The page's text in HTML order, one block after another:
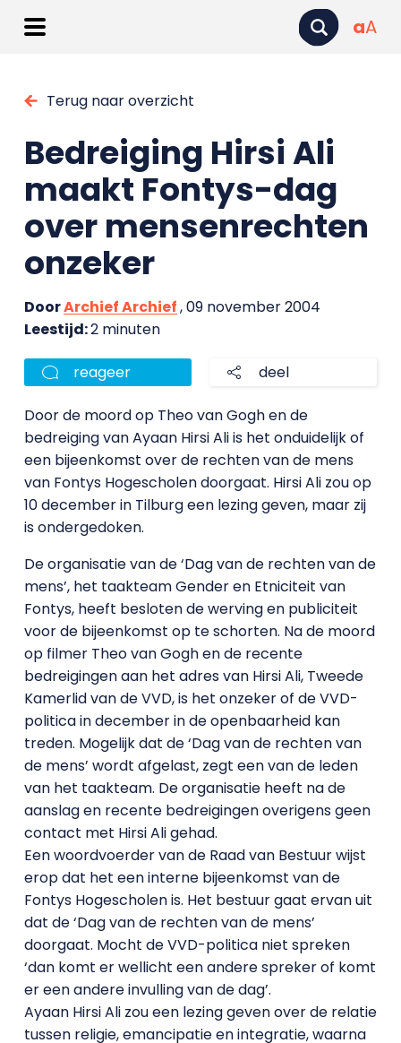
aA
Terug naar overzicht
Bedreiging Hirsi Ali
maakt Fontys-dag
over mensenrechten
onzeker
DoorArchief Archief, 09 november 2004
Leestijd:2 minuten
reageer deel
Door de moord op Theo van Gogh en de
bedreiging van Ayaan Hirsi Ali is het onduidelijk of
een bijeenkomst over de rechten van de mens
van Fontys Hogescholen doorgaat. Hirsi Ali zou op
10 december in Tilburg een lezing geven, maar zij
is ondergedoken.
De organisatie van de ‘Dag van de rechten van de
mens’, het taakteam Gender en Etniciteit van
Fontys, heeft besloten de werving en publiciteit
voor de bijeenkomst op te schorten. Na de moord
op filmer Theo van Gogh en de recente
bedreigingen aan het adres van Hirsi Ali, Tweede
Kamerlid van de VVD, is het onzeker of de VVD-
politica in december in de openbaarheid kan
treden. Mogelijk dat de ‘Dag van de rechten van
de mens’ wordt afgelast, zegt een van de leden
van het taakteam. De organisatie heeft na de
aanslag en recente bedreigingen overigens geen
contact met Hirsi Ali gehad.
Een woordvoerder van de Raad van Bestuur wijst
erop dat het een interne bijeenkomst van de
Fontys Hogescholen is. Het bestuur gaat ervan uit
dat de ‘Dag van de rechten van de mens’
doorgaat. Mocht de VVD-politica niet spreken
‘dan komt er wellicht een andere spreker of komt
er een andere invulling van de dag’.
Ayaan Hirsi Ali zou een lezing geven over de relatie
tussen religie, emancipatie en integratie, waarna